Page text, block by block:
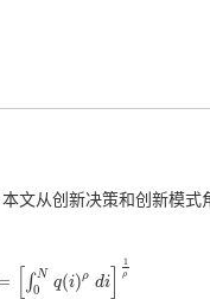
文从创新决策和创新模
∫ N
0 q(i)ρ di
1
ρ
0 qi)ρ di1ρ